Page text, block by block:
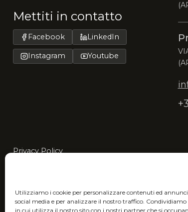
Utilizziamo i cookie per personalizzare contenuti ed
social media e per analizzare il nostro traffico.
in cui utilizza il nostro sito con i nostri partner che si
Mettiti in contatto
Facebook LinkedIn
Instagram Youtube
Privacy Policy
MGItaly ti invita a unirti alla sua visione